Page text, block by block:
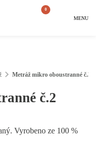
0
MENU
Metráž mikro oboustranné č.31
č.2
Vyrobeno ze 100 %